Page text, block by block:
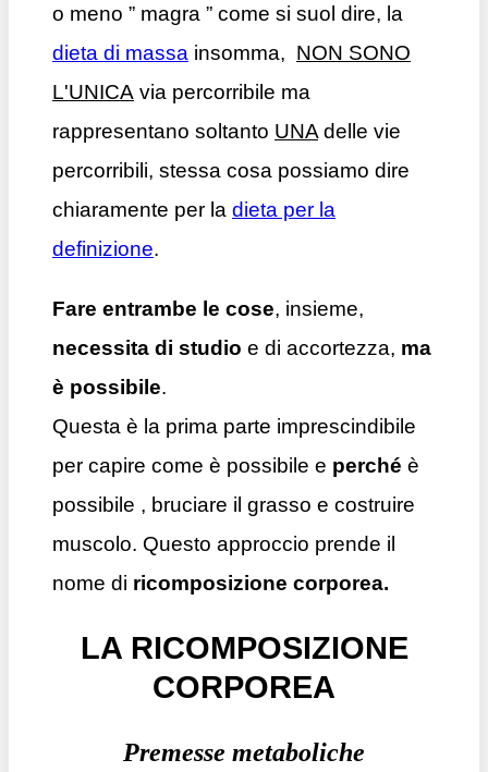
o meno ” magra ” come si suol dire, la
dieta di massa insomma, NON SONO
L'UNICA via percorribile ma
rappresentano soltanto UNA delle vie
percorribili, stessa cosa possiamo dire
chiaramente per la dieta per la
definizione.
Fare entrambe le cose, insieme,
necessita di studio e di accortezza, ma
è possibile.
Questa è la prima parte imprescindibile
per capire come è possibile e perché è
possibile , bruciare il grasso e costruire
muscolo. Questo approccio prende il
nome di ricomposizione corporea.
LA RICOMPOSIZIONE
CORPOREA
Premesse metaboliche